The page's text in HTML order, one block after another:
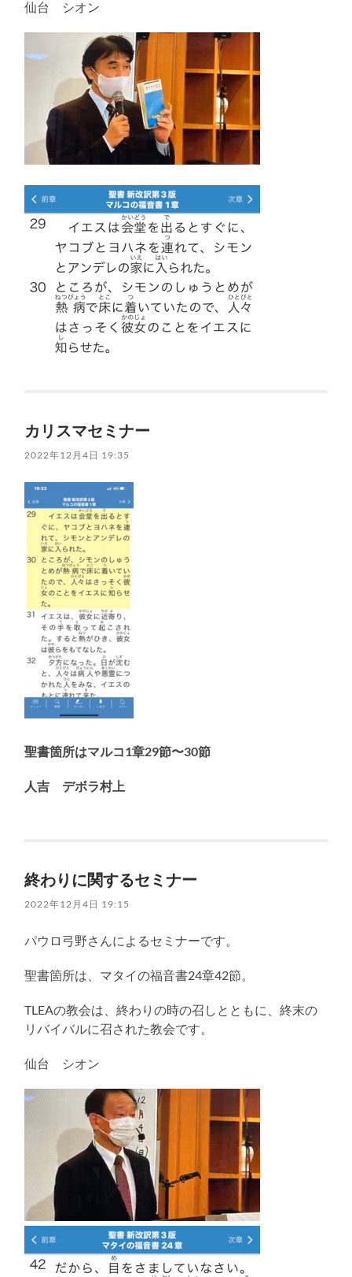
仙台 シオン
カリスマセミナー
2022年12月4日 19:35
聖書箇所はマルコ1章29節〜30節
人吉 デボラ村上
終わりに関するセミナー
2022年12月4日 19:15
パウロ弓野さんによるセミナーです。
聖書箇所は、マタイの福音書24章42節。
TLEAの教会は、終わりの時の召しとともに、終末の
リバイバルに召された教会です。
仙台 シオン